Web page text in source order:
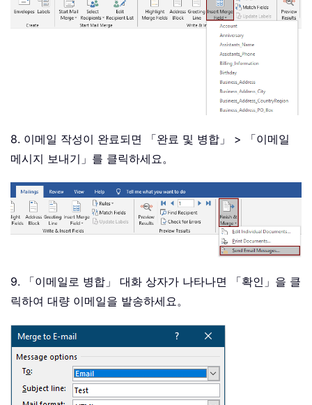
8. 이메일 작성이 완료되면 「완료 및 병합」 > 「이메일
메시지 보내기」를 클릭하세요。
9. 「이메일로 병합」 대화 상자가 나타나면 「확인」을 클
릭하여 대량 이메일을 발송하세요。